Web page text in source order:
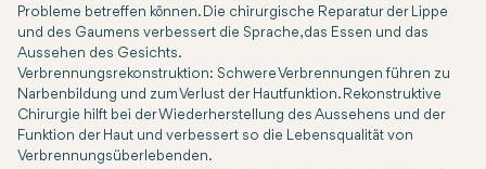
Probleme betreffen können. Die chirurgische Reparatur der Lippe
und des Gaumens verbessert die Sprache, das Essen und das
Aussehen des Gesichts.
Verbrennungsrekonstruktion: Schwere Verbrennungen führen zu
Narbenbildung und zum Verlust der Hautfunktion. Rekonstruktive
Chirurgie hilft bei der Wiederherstellung des Aussehens und der
Funktion der Haut und verbessert so die Lebensqualität von
Verbrennungsüberlebenden.